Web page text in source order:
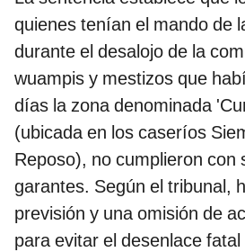
quienes tenían el mando de
durante el desalojo de la
wuampis y mestizos que
días la zona denominada
(ubicada en los caseríos
Reposo), no cumplieron con
garantes. Según el tribunal,
previsión y una omisión de
para evitar el desenlace